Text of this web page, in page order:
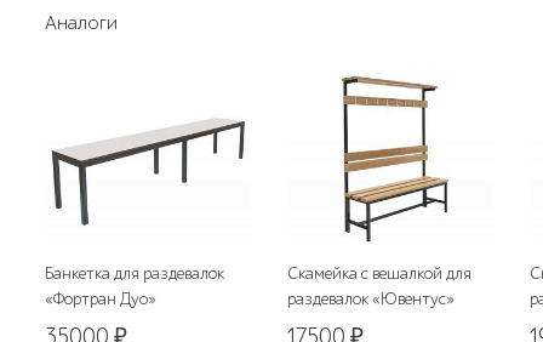
Аналоги
Банкетка для раздевалок
«Фортран Дуо»
Скамейка с вешалкой для
раздевалок «Ювентус»